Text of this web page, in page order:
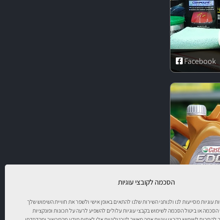
הסכמה לקובצי עוגיות
עוגיות מסייעות לנו ולנותני השירות שלנו להתאים באופן אישי ולשפר את חוויית השימוש שלך
או ביטול הסכמה לשימוש בקבצי עוגיות עלולים להשפיע לרעה על תכונות ופונקציות
Facebook